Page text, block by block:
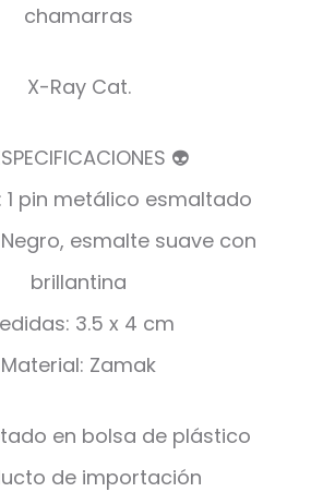
chamarras
X-Ray Cat.
👽
1 pin metálico esmaltado
esmalte suave con
brillantina
3.5 x 4 cm
Material: Zamak
en bolsa de plástico
de importación